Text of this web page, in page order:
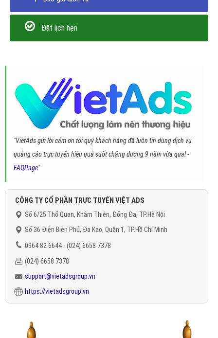
Đặt lịch hẹn
"VietAds gửi lời cảm ơn tới quý khách hàng đã luôn tin dùng dịch vụ
quảng cáo trực tuyến hiệu quả suốt chặng đường 9 năm vừa qua! -
FAQPage"
CÔNG TY CỔ PHẦN TRỰC TUYẾN VIỆT ADS
Số 6/25 Thổ Quan, Khâm Thiên, Đống Đa, TP.Hà Nội
Số 36 Điện Biên Phủ, Đa Kao, Quận 1, TP.Hồ Chí Minh
0964 82 6644 - (024) 6658 7378
(024) 6658 7378
support@vietadsgroup.vn
https://vietadsgroup.vn